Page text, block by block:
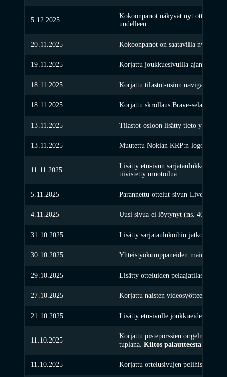
5.12.2025
Kokoonpanot näkyvät nyt
uudelleen
20.11.2025 Kokoonpanot on saatavilla nyt
19.11.2025 Korjattu joukkuesivuilla
18.11.2025 Korjattu tilastot-osion navigaation
18.11.2025 Korjattu skrollaus Brave-selaimella.
13.11.2025 Tilastot-osioon lisätty tieto
13.11.2025 Muutettu Nokian KRP:n logo
11.11.2025
Lisätty etusivun sarjataulukkoon
tiivistetty muotoilua
5.11.2025 Parannettu ottelut-sivun Live-
4.11.2025 Uusi sivua ei löytynyt (ns. 404-sivu)
31.10.2025 Lisätty sarjataulukoihin
30.10.2025 Yhteistyökumppaneiden mainokset
29.10.2025 Lisätty otteluiden pelaajatilastoihin
27.10.2025 Korjattu naisten videosyötteen
21.10.2025 Lisätty etusivulle joukkueiden
11.10.2025
Korjattu pistepörssien ongelma,
tuplana. Kiitos palautteesta!
11.10.2025 Korjattu ottelusivujen pelihistoria.